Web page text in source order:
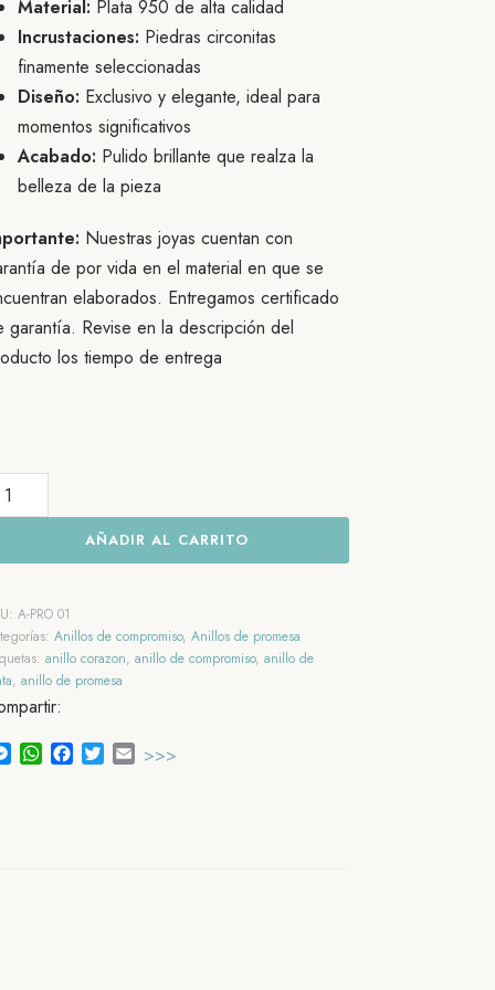
Material: Plata 950 de alta calidad
Incrustaciones: Piedras circonitas
finamente seleccionadas
Diseño: Exclusivo y elegante, ideal para
momentos significativos
Acabado: Pulido brillante que realza la
belleza de la pieza
Nuestras joyas cuentan con
de por vida en el material en que se
elaborados. Entregamos certificado
garantía. Revise en la descripción del
los tiempo de entrega
AÑADIR AL CARRITO
A-PRO 01
Anillos de compromiso, Anillos de promesa
anillo corazon, anillo de compromiso, anillo de
, anillo de promesa
Messenger
WhatsApp
Facebook
TwitterEmail
>>>